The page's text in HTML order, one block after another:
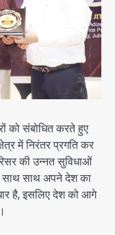
को संबोधित करते हुए
में निरंतर प्रगति कर
की उन्नत सुविधाओं
साथ साथ अपने देश का
है, इसलिए देश को आगे